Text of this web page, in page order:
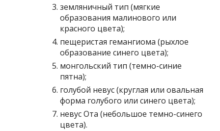
земляничный тип (мягкие
образования малинового или
красного цвета);
пещеристая гемангиома (рыхлое
образование синего цвета);
монгольский тип (темно-синие
пятна);
голубой невус (круглая или овальная
форма голубого или синего цвета);
невус Ота (небольшое темно-синего
цвета).